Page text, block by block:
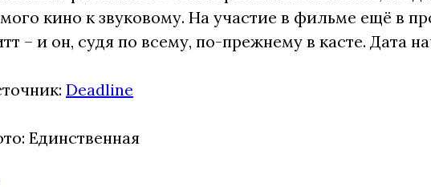
кино к звуковому. На участие в фильме ещё в
– и он, судя по всему, по-прежнему в касте. Дата
Deadline
Единственная